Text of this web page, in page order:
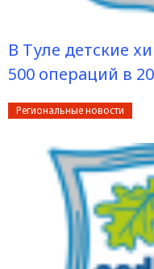
В Туле детские
500 операций в
Региональные новости